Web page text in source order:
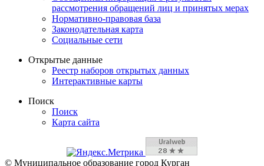
рассмотрения обращений лиц и принятых мерах
Нормативно-правовая база
Законодательная карта
Социальные сети
Открытые данные
Реестр наборов открытых данных
Интерактивные карты
Поиск
Поиск
Карта сайта
© Муниципальное образование город Курган